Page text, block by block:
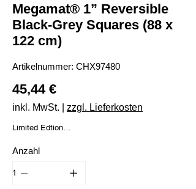
Megamat® 1” Reversible
Black-Grey Squares (88 x
122 cm)
Artikelnummer: Artikelnummer:
CHX97480
CHX97480
Preis
45,44 €
inkl. MwSt. zzgl. Lieferkosten
Limited Edtion
Megamat™ (Mat Size: 34½” [88cm] x 48”
Anzahl